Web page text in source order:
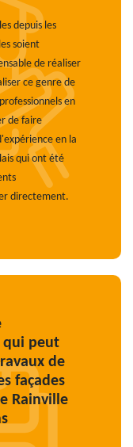
depuis les
soient
de réaliser
ce genre de
en
de faire
en la
qui ont été
directement.
qui peut
de
façades
Rainville